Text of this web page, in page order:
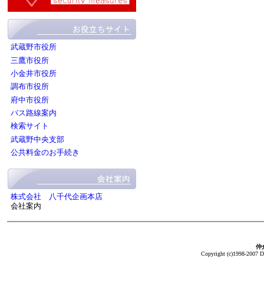
武蔵野市役所
三鷹市役所
小金井市役所
調布市役所
府中市役所
バス路線案内
検索サイト
武蔵野中央支部
公共料金のお手続き
株式会社 八千代企画本店
会社案内
仲
Copyright (c)1998-2007